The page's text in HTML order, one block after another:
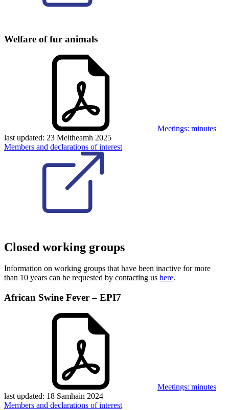
Welfare of fur animals
Meetings: minutes
last updated: 23 Meitheamh 2025
Members and declarations of interest
Closed working groups
Information on working groups that have been inactive for more
than 10 years can be requested by contacting us here.
African Swine Fever – EPI7
Meetings: minutes
last updated: 18 Samhain 2024
Members and declarations of interest